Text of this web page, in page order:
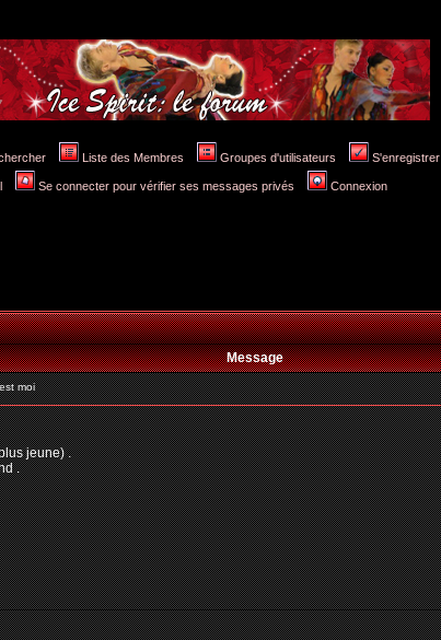
Liste des Membres Groupes d'utilisateurs S'enregistrer
Se connecter pour vérifier ses messages privés Connexion
Message
moi
jeune) .
.